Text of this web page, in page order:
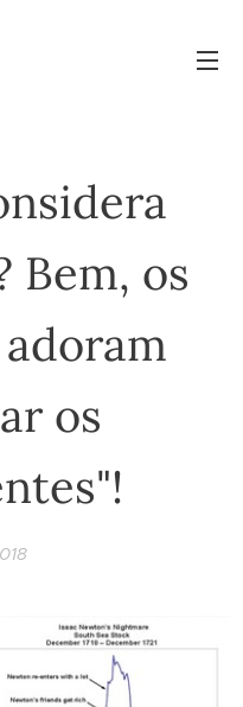
Bem, os
os